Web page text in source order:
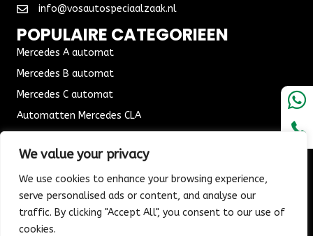
We value your privacy
We use cookies to enhance your browsing experience,
serve personalised ads or content, and analyse our
traffic. By clicking "Accept All", you consent to our use of
cookies.
info@vosautospeciaalzaak.nl
POPULAIRE CATEGORIEEN
Mercedes A automat
Mercedes B automat
Mercedes C automat
Automatten Mercedes CLA
ALGEMENE VOORWAARDEN
Algemene voorwaarden
Verzending & Bezorging
Retouren & Ruilen